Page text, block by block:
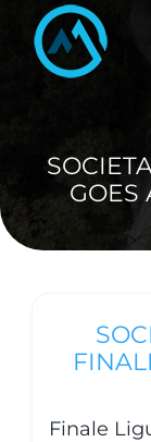
content
GOES
Finale